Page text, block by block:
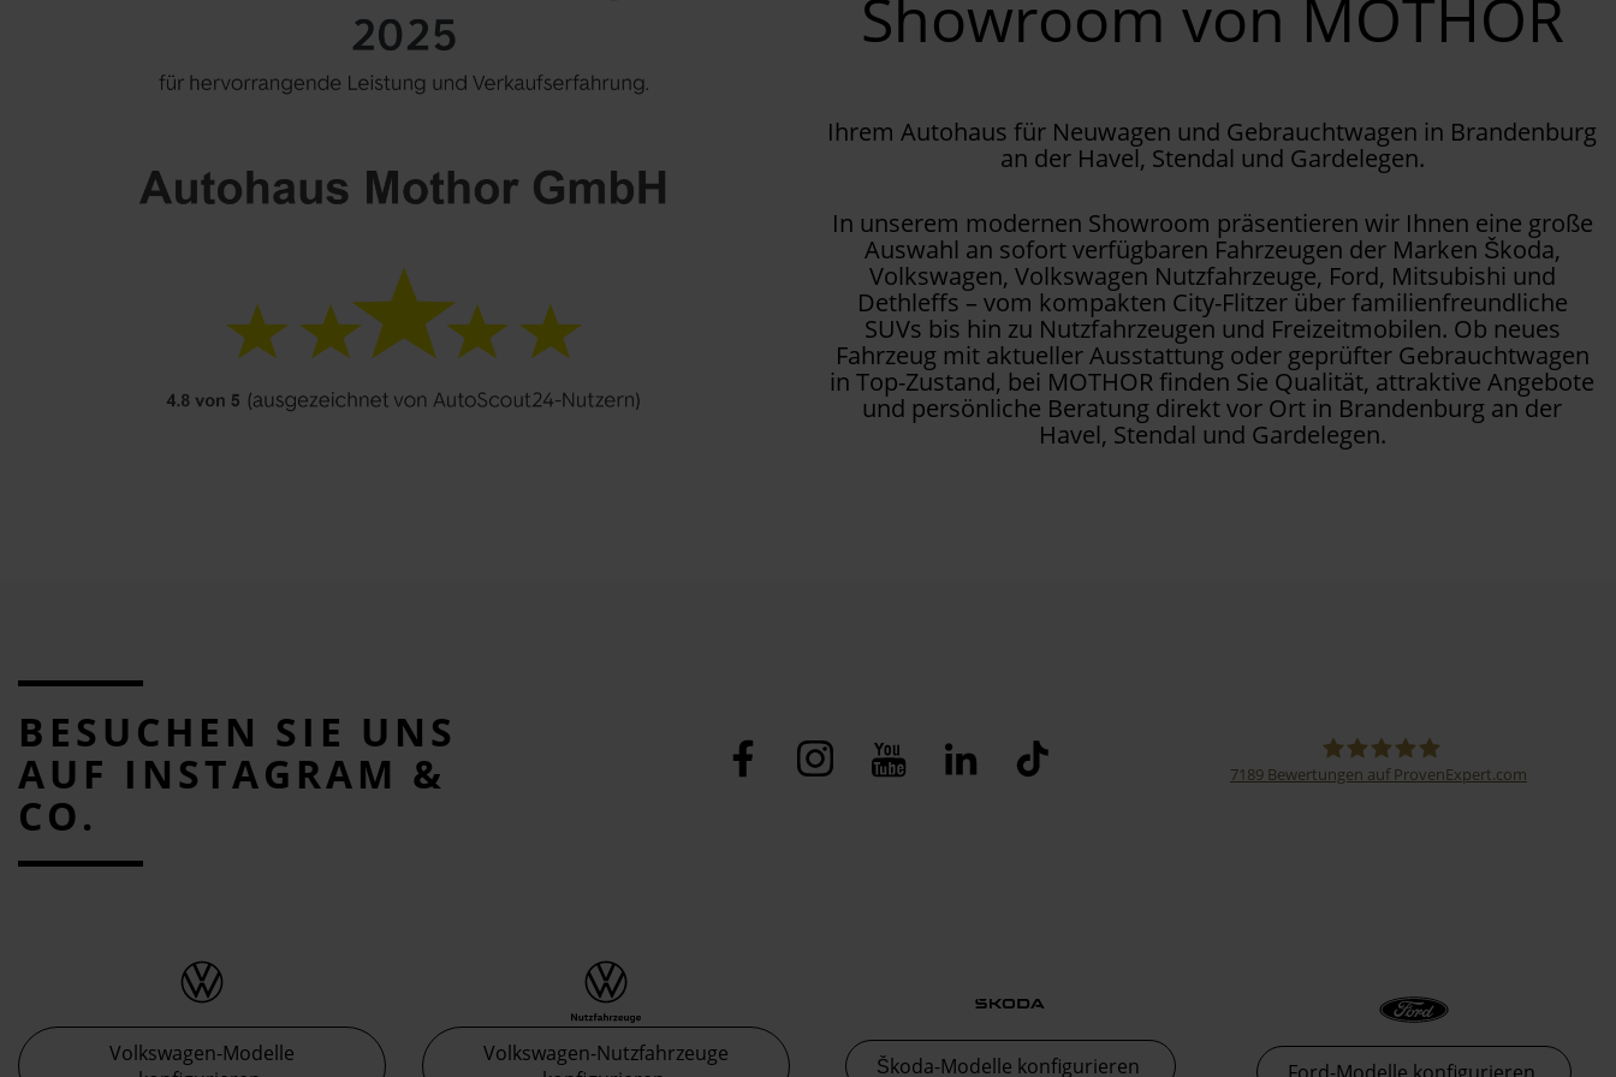
Showroom von MOTHOR
Ihrem Autohaus für Neuwagen und Gebrauchtwagen in Brandenburg
an der Havel, Stendal und Gardelegen.
In unserem modernen Showroom präsentieren wir Ihnen eine große
Auswahl an sofort verfügbaren Fahrzeugen der Marken Škoda,
Volkswagen, Volkswagen Nutzfahrzeuge, Ford, Mitsubishi und
Dethleffs – vom kompakten City-Flitzer über familienfreundliche
SUVs bis hin zu Nutzfahrzeugen und Freizeitmobilen. Ob neues
Fahrzeug mit aktueller Ausstattung oder geprüfter Gebrauchtwagen
in Top-Zustand, bei MOTHOR finden Sie Qualität, attraktive Angebote
und persönliche Beratung direkt vor Ort in Brandenburg an der
Havel, Stendal und Gardelegen.
BESUCHEN SIE UNS
AUF INSTAGRAM &
CO.
7189 Bewertungen auf ProvenExpert.com
Volkswagen-Modelle
Volkswagen-Nutzfahrzeuge
Škoda-Modelle konfigurieren